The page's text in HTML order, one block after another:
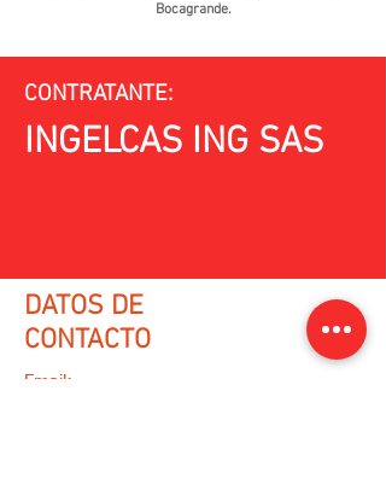
Bocagrande.
CONTRATANTE:
INGELCAS ING SAS
DATOS DE
CONTACTO
Email: